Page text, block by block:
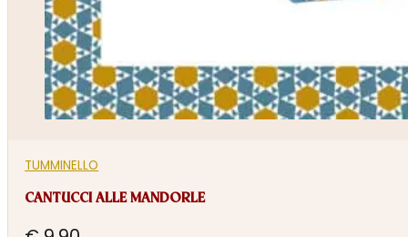
TUMMINELLO
CANTUCCI ALLE MANDORLE